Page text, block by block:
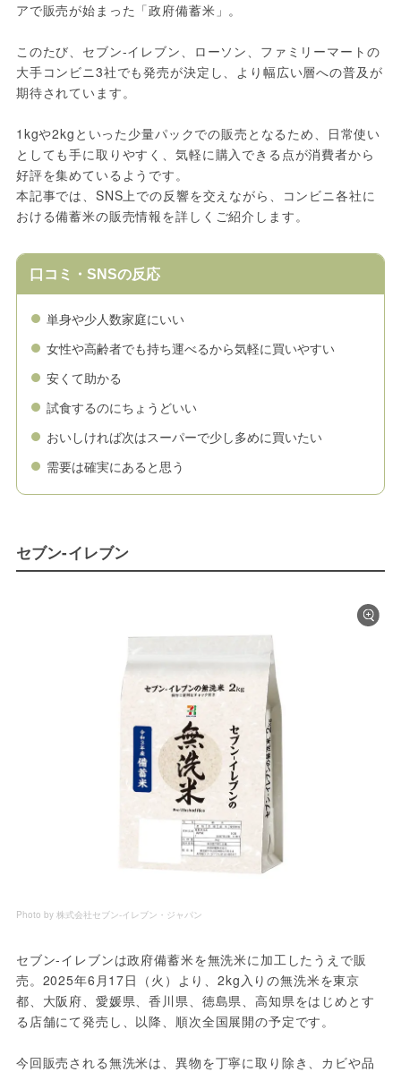
アで販売が始まった「政府備蓄米」。
このたび、セブン-イレブン、ローソン、ファミリーマートの
大手コンビニ3社でも発売が決定し、より幅広い層への普及が
期待されています。
1kgや2kgといった少量パックでの販売となるため、日常使い
としても手に取りやすく、気軽に購入できる点が消費者から
好評を集めているようです。
本記事では、SNS上での反響を交えながら、コンビニ各社に
おける備蓄米の販売情報を詳しくご紹介します。
口コミ・SNSの反応
単身や少人数家庭にいい
女性や高齢者でも持ち運べるから気軽に買いやすい
安くて助かる
試食するのにちょうどいい
おいしければ次はスーパーで少し多めに買いたい
需要は確実にあると思う
セブン-イレブン
Photo by 株式会社セブン‐イレブン・ジャパン
セブン-イレブンは政府備蓄米を無洗米に加工したうえで販
売。2025年6月17日（火）より、2kg入りの無洗米を東京
都、大阪府、愛媛県、香川県、徳島県、高知県をはじめとす
る店舗にて発売し、以降、順次全国展開の予定です。
今回販売される無洗米は、異物を丁寧に取り除き、カビや品